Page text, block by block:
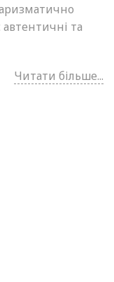
та
Читати більше...